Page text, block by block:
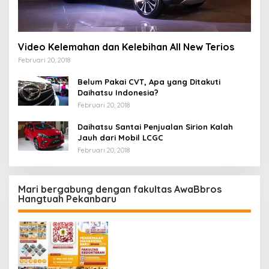
Video Kelemahan dan Kelebihan All New Terios
Februari 20, 2018
Belum Pakai CVT, Apa yang Ditakuti
Daihatsu Indonesia?
Februari 20, 2018
Daihatsu Santai Penjualan Sirion Kalah
Jauh dari Mobil LCGC
Februari 20, 2018
Mari bergabung dengan fakultas AwaBbros
Hangtuah Pekanbaru